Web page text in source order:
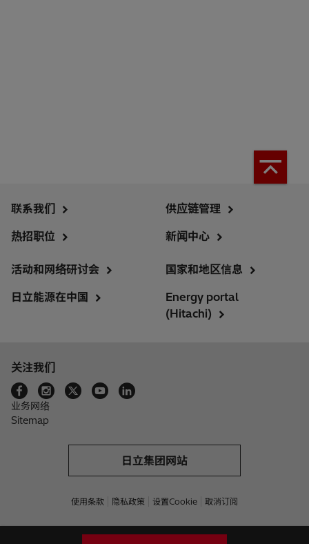
联系我们
热招职位
供应链管理
新闻中心
活动和网络研讨会
日立能源在中国
国家和地区信息
Energy portal
(Hitachi)
关注我们
业务网络
Sitemap
日立集团网站
使用条款 隐私政策 设置Cookie 取消订阅